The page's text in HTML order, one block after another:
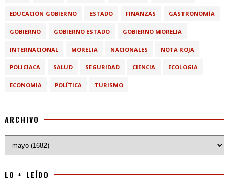
EDUCACIÓN GOBIERNO ESTADO FINANZAS GASTRONOMÍA
GOBIERNO GOBIERNO ESTADO GOBIERNO MORELIA
INTERNACIONAL MORELIA NACIONALES NOTA ROJA
POLICIACA SALUD SEGURIDAD CIENCIA ECOLOGIA
ECONOMIA POLÍTICA TURISMO
ARCHIVO
LO + LEÍDO